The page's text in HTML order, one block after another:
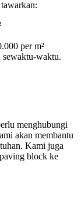
per m²
sewaktu-waktu.
menghubungi
akan membantu
Kami juga
block ke